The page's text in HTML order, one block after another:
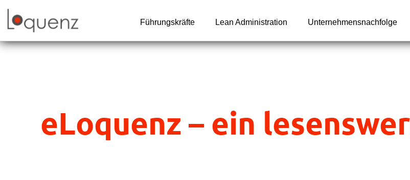
Inhalt
Führungskräfte Lean Administration Unternehmensnachfolge
eLoquenz – ein